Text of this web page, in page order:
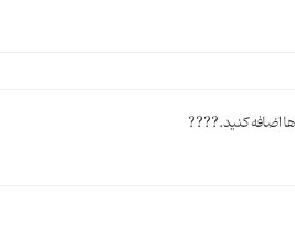
اضافه کنید.????